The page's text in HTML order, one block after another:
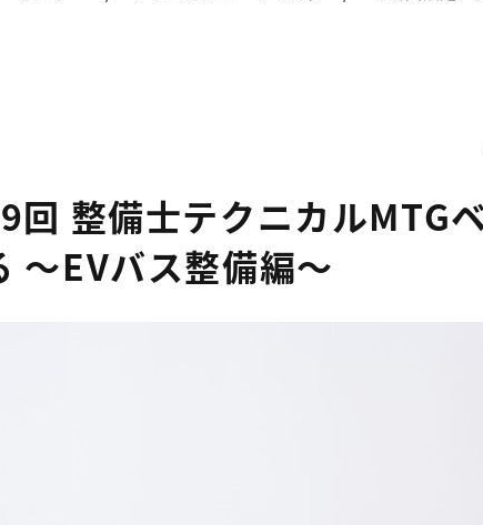
回 整備士テクニカルMTG
～EVバス整備編～